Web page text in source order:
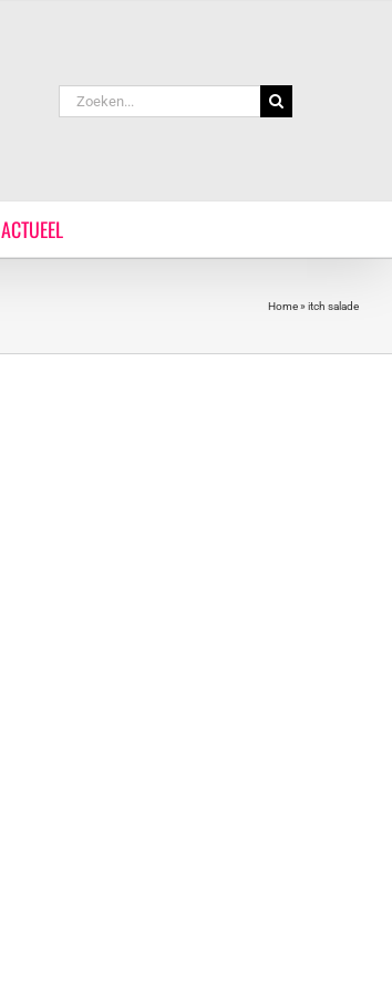
Zoeken
naar:
ACTUEEL
Home» itch salade